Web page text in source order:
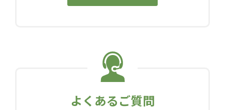
よくあるご質問